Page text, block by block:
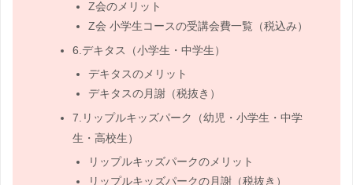
Z会のメリット
Z会 小学生コースの受講会費一覧（税込み）
6.デキタス（小学生・中学生）
デキタスのメリット
デキタスの月謝（税抜き）
7.リップルキッズパーク（幼児・小学生・中学
生・高校生）
リップルキッズパークのメリット
リップルキッズパークの月謝（税抜き）